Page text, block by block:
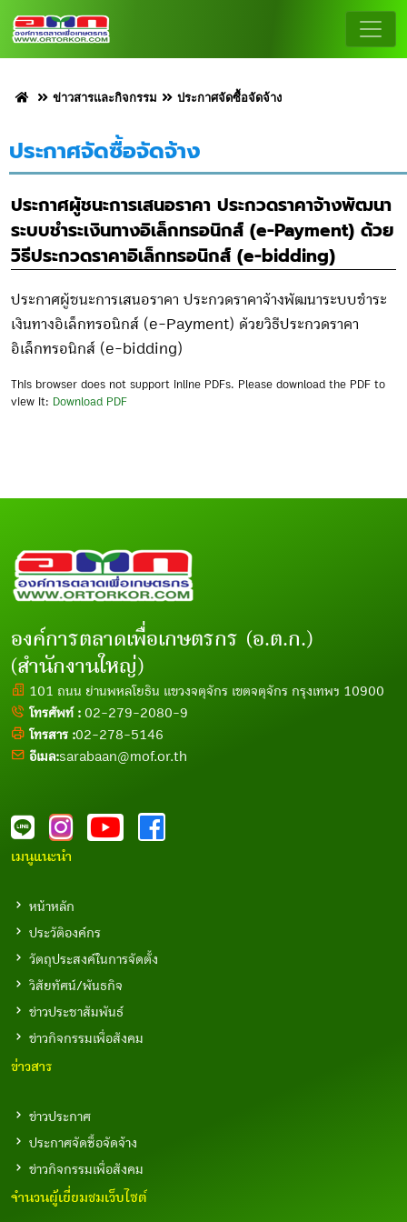
ข่าวสารและกิจกรรม ประกาศจัดซื้อจัดจ้าง
ประกาศจัดซื้อจัดจ้าง
ประกาศผู้ชนะการเสนอราคา ประกวดราคาจ้างพัฒนา
ระบบชำระเงินทางอิเล็กทรอนิกส์ (e-Payment) ด้วย
วิธีประกวดราคาอิเล็กทรอนิกส์ (e-bidding)
ประกาศผู้ชนะการเสนอราคา ประกวดราคาจ้างพัฒนาระบบชำระ
เงินทางอิเล็กทรอนิกส์ (e-Payment) ด้วยวิธีประกวดราคา
อิเล็กทรอนิกส์ (e-bidding)
This browser does not support inline PDFs. Please download the PDF to
view it: Download PDF
องค์การตลาดเพื่อเกษตรกร (อ.ต.ก.)
(สำนักงานใหญ่)
101 ถนน ย่านพหลโยธิน แขวงจตุจักร เขตจตุจักร กรุงเทพฯ 10900
โทรศัพท์ : 02-279-2080-9
โทรสาร :02-278-5146
อีเมล:sarabaan@mof.or.th
เมนูแนะนำ
หน้าหลัก
ประวัติองค์กร
วัตถุประสงค์ในการจัดตั้ง
วิสัยทัศน์/พันธกิจ
ข่าวประชาสัมพันธ์
ข่าวกิจกรรมเพื่อสังคม
ข่าวสาร
ข่าวประกาศ
ประกาศจัดซื้อจัดจ้าง
ข่าวกิจกรรมเพื่อสังคม
จำนวนผู้เยี่ยมชมเว็บไซต์